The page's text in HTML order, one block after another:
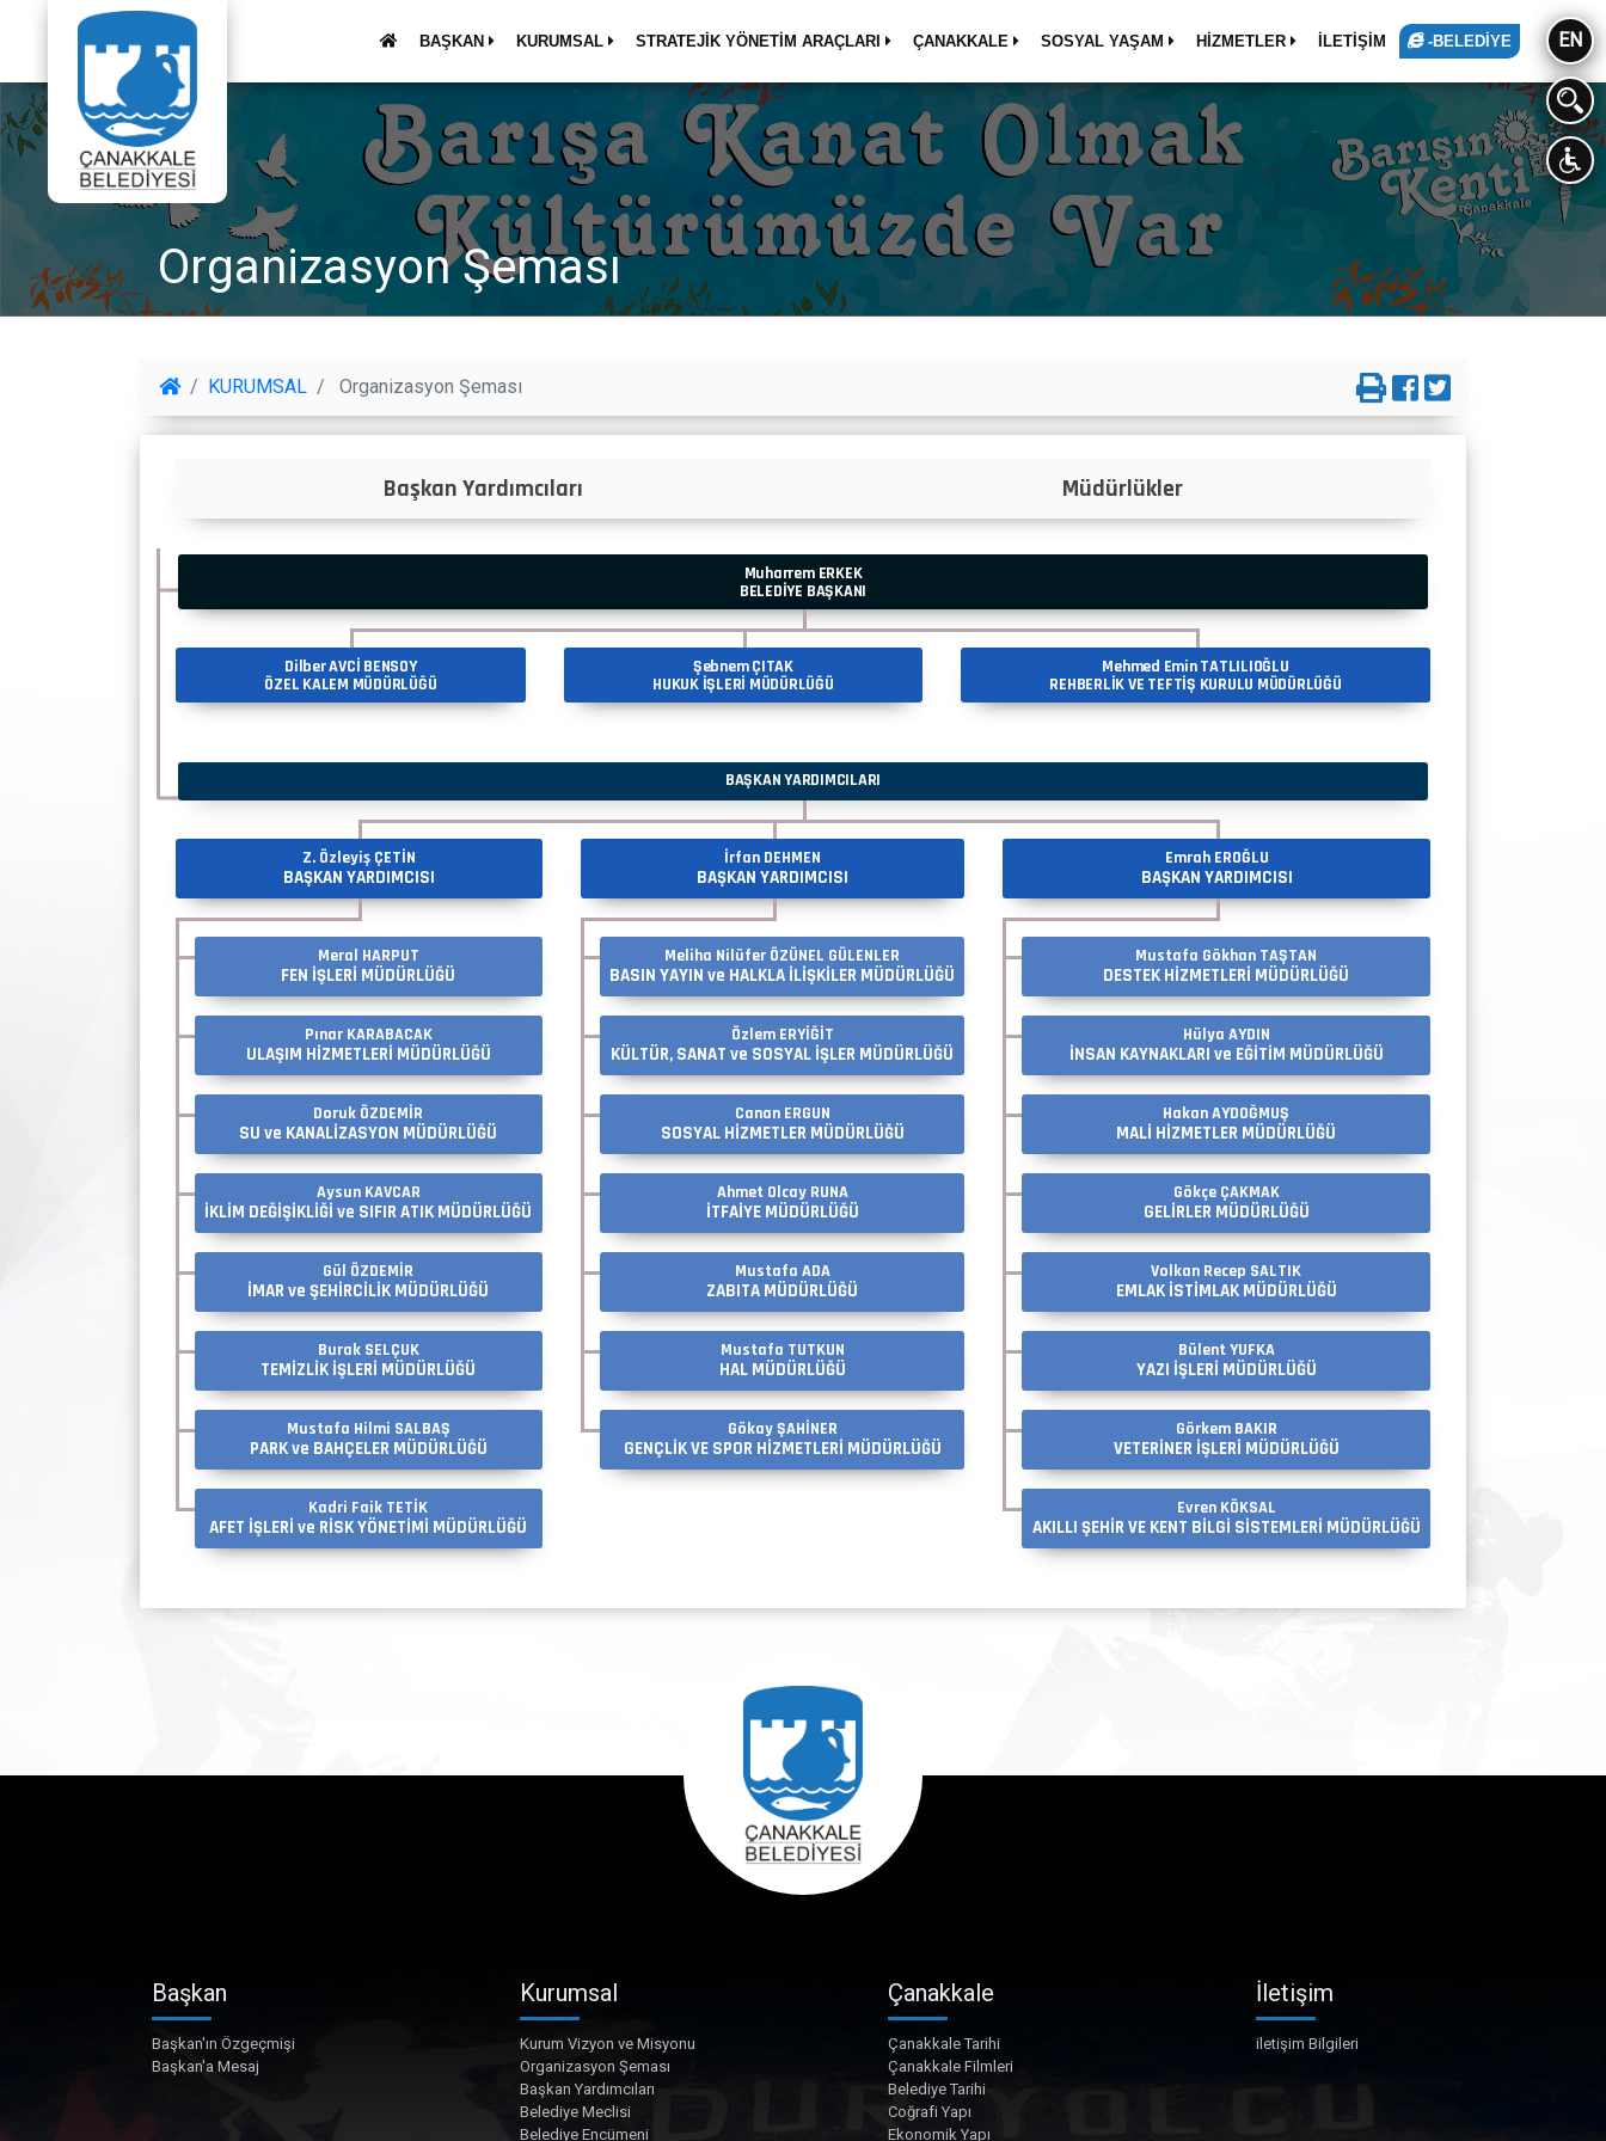
BAŞKAN KURUMSAL STRATEJİK YÖNETİM ARAÇLARI ÇANAKKALE SOSYAL YAŞAM HİZMETLER İLETİŞİM -BELEDİYE EN
Organizasyon Şeması
KURUMSAL Organizasyon Şeması
Başkan Yardımcıları Müdürlükler
Muharrem ERKEK
BELEDİYE BAŞKANI
Dilber AVCİ BENSOY
ÖZEL KALEM MÜDÜRLÜĞÜ
Şebnem ÇITAK
HUKUK İŞLERİ MÜDÜRLÜĞÜ
Mehmed Emin TATLILIOĞLU
REHBERLİK VE TEFTİŞ KURULU MÜDÜRLÜĞÜ
BAŞKAN YARDIMCILARI
Z. Özleyiş ÇETİN
BAŞKAN YARDIMCISI
Meral HARPUT
FEN İŞLERİ MÜDÜRLÜĞÜ
Pınar KARABACAK
ULAŞIM HİZMETLERİ MÜDÜRLÜĞÜ
Doruk ÖZDEMİR
SU ve KANALİZASYON MÜDÜRLÜĞÜ
Aysun KAVCAR
İKLİM DEĞİŞİKLİĞİ ve SIFIR ATIK MÜDÜRLÜĞÜ
Gül ÖZDEMİR
İMAR ve ŞEHİRCİLİK MÜDÜRLÜĞÜ
Burak SELÇUK
TEMİZLİK İŞLERİ MÜDÜRLÜĞÜ
Mustafa Hilmi SALBAŞ
PARK ve BAHÇELER MÜDÜRLÜĞÜ
Kadri Faik TETİK
AFET İŞLERİ ve RİSK YÖNETİMİ MÜDÜRLÜĞÜ
İrfan DEHMEN
BAŞKAN YARDIMCISI
Meliha Nilüfer ÖZÜNEL GÜLENLER
BASIN YAYIN ve HALKLA İLİŞKİLER MÜDÜRLÜĞÜ
Özlem ERYİĞİT
KÜLTÜR, SANAT ve SOSYAL İŞLER MÜDÜRLÜĞÜ
Canan ERGUN
SOSYAL HİZMETLER MÜDÜRLÜĞÜ
Ahmet Olcay RUNA
İTFAİYE MÜDÜRLÜĞÜ
Mustafa ADA
ZABITA MÜDÜRLÜĞÜ
Mustafa TUTKUN
HAL MÜDÜRLÜĞÜ
Gökay ŞAHİNER
GENÇLİK VE SPOR HİZMETLERİ MÜDÜRLÜĞÜ
Emrah EROĞLU
BAŞKAN YARDIMCISI
Mustafa Gökhan TAŞTAN
DESTEK HİZMETLERİ MÜDÜRLÜĞÜ
Hülya AYDIN
İNSAN KAYNAKLARI ve EĞİTİM MÜDÜRLÜĞÜ
Hakan AYDOĞMUŞ
MALİ HİZMETLER MÜDÜRLÜĞÜ
Gökçe ÇAKMAK
GELİRLER MÜDÜRLÜĞÜ
Volkan Recep SALTIK
EMLAK İSTİMLAK MÜDÜRLÜĞÜ
Bülent YUFKA
YAZI İŞLERİ MÜDÜRLÜĞÜ
Görkem BAKIR
VETERİNER İŞLERİ MÜDÜRLÜĞÜ
Evren KÖKSAL
AKILLI ŞEHİR VE KENT BİLGİ SİSTEMLERİ MÜDÜRLÜĞÜ
Başkan
Başkan'ın Özgeçmişi
Başkan'a Mesaj
Kurumsal
Kurum Vizyon ve Misyonu
Organizasyon Şeması
Başkan Yardımcıları
Belediye Meclisi
Belediye Encümeni
Çanakkale
Çanakkale Tarihi
Çanakkale Filmleri
Belediye Tarihi
Coğrafi Yapı
Ekonomik Yapı
İletişim
iletişim Bilgileri